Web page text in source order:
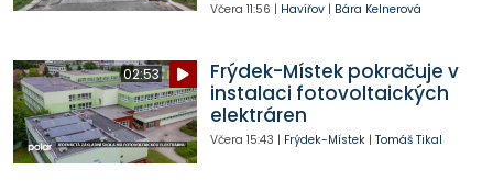
Včera 11:56 | Havířov| Bára Kelnerová
02:53
Frýdek-Místek pokračuje v
instalaci fotovoltaických
elektráren
Včera 15:43 | Frýdek-Místek| Tomáš Tikal